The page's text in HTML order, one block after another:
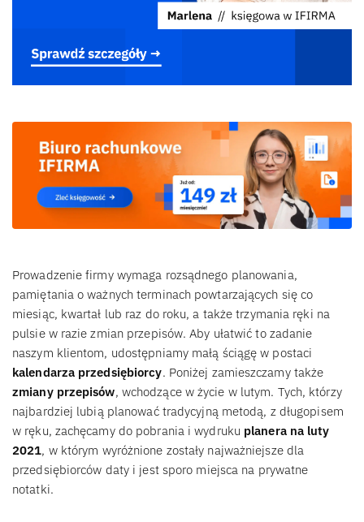
Prowadzenie firmy wymaga rozsądnego planowania,
pamiętania o ważnych terminach powtarzających się co
miesiąc, kwartał lub raz do roku, a także trzymania ręki na
pulsie w razie zmian przepisów. Aby ułatwić to zadanie
naszym klientom, udostępniamy małą ściągę w postaci
kalendarza przedsiębiorcy. Poniżej zamieszczamy także
zmiany przepisów, wchodzące w życie w lutym. Tych, którzy
najbardziej lubią planować tradycyjną metodą, z długopisem
w ręku, zachęcamy do pobrania i wydruku planera na luty
2021, w którym wyróżnione zostały najważniejsze dla
przedsiębiorców daty i jest sporo miejsca na prywatne
notatki.